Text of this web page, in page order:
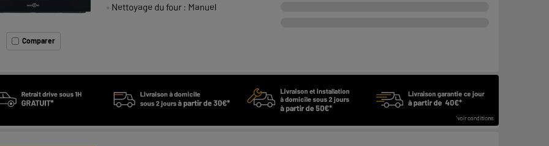
Comparer
Nettoyage du four : Manuel